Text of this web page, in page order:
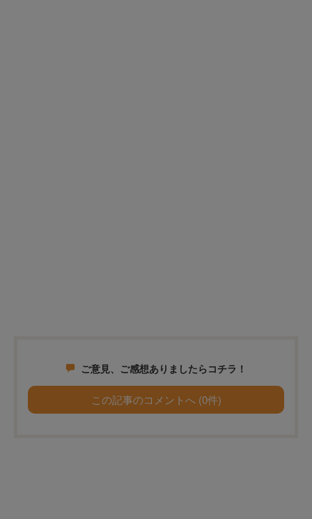
ご意見、ご感想ありましたらコチラ！
この記事のコメントへ (0件)